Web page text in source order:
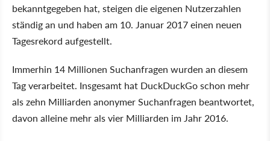
bekanntgegeben hat, steigen die eigenen Nutzerzahlen
ständig an und haben am 10. Januar 2017 einen neuen
Tagesrekord aufgestellt.
Immerhin 14 Millionen Suchanfragen wurden an diesem
Tag verarbeitet. Insgesamt hat DuckDuckGo schon mehr
als zehn Milliarden anonymer Suchanfragen beantwortet,
davon alleine mehr als vier Milliarden im Jahr 2016.